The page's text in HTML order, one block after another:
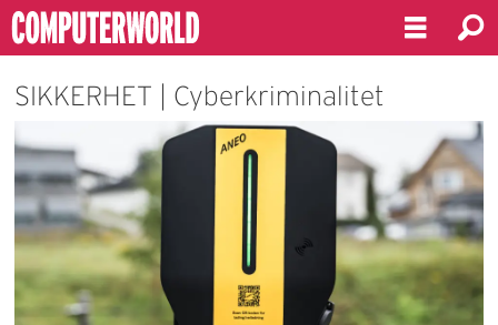
SIKKERHET | Cyberkriminalitet